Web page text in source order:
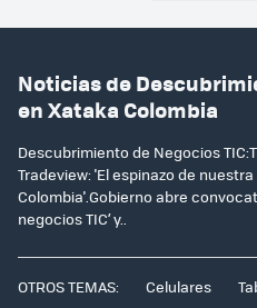
Noticias de
en Xataka Colombia
Descubrimiento de Negocios
Tradeview: 'El espinazo de
Colombia'.Gobierno abre
negocios TIC’ y..
OTROS TEMAS: Celulares